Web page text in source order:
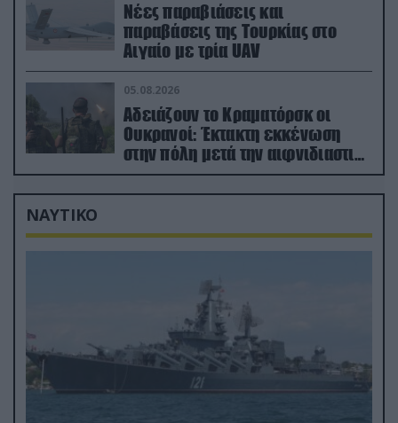
Νέες παραβιάσεις και
παραβάσεις της Τουρκίας στο
Αιγαίο με τρία UAV
05.08.2026
Αδειάζουν το Κραματόρσκ οι
Ουκρανοί: Έκτακτη εκκένωση
στην πόλη μετά την αιφνιδιαστική
προώθηση των Ρώσων (βίντεο)
ΝΑΥΤΙΚΟ